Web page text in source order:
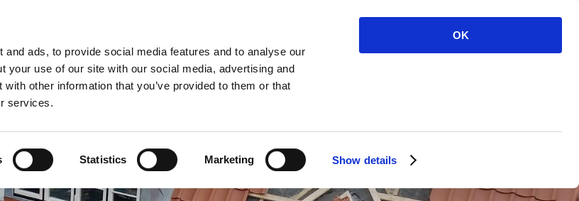
ads, to provide social media features and to analyse our
your use of our site with our social media, advertising and
other information that you’ve provided to them or that
services.
Statistics Marketing Show details
OK
RING: 59 93 76 85